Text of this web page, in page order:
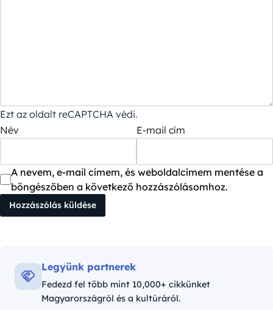
Ezt az oldalt reCAPTCHA védi.
Név
E-mail cím
A nevem, e-mail címem, és weboldalcímem mentése a
böngészőben a következő hozzászólásomhoz.
Legyünk partnerek
Fedezd fel több mint 10,000+ cikkünket
Magyarországról és a kultúráról.